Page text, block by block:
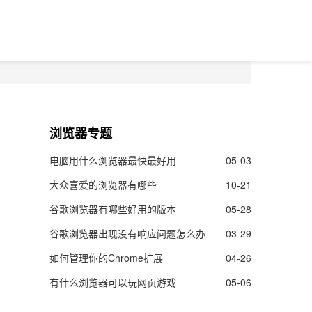
浏览器专题
电脑用什么浏览器最快最好用
05-03
大众喜爱的浏览器有哪些
10-21
谷歌浏览器有哪些好用的版本
05-28
谷歌浏览器出现没有响应问题怎么办
03-29
如何管理你的Chrome扩展
04-26
有什么浏览器可以玩网页游戏
05-06